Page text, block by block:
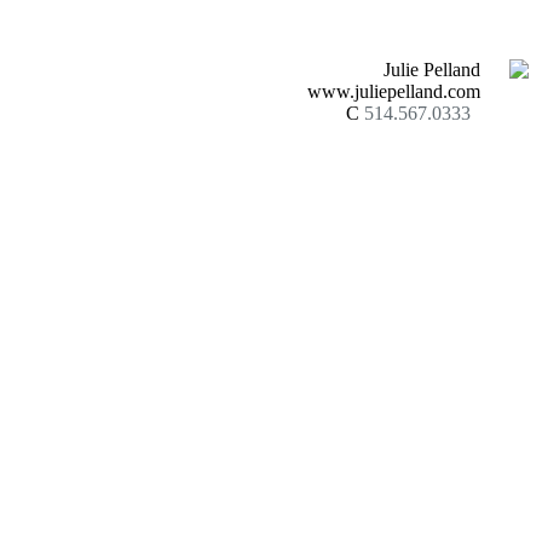
Julie Pelland
www.juliepelland.com
C 514.567.0333